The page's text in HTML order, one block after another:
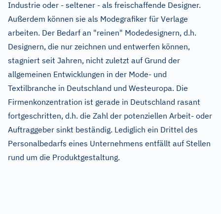
Industrie oder - seltener - als freischaffende Designer.
Außerdem können sie als Modegrafiker für Verlage
arbeiten. Der Bedarf an "reinen" Modedesignern, d.h.
Designern, die nur zeichnen und entwerfen können,
stagniert seit Jahren, nicht zuletzt auf Grund der
allgemeinen Entwicklungen in der Mode- und
Textilbranche in Deutschland und Westeuropa. Die
Firmenkonzentration ist gerade in Deutschland rasant
fortgeschritten, d.h. die Zahl der potenziellen Arbeit- oder
Auftraggeber sinkt beständig. Lediglich ein Drittel des
Personalbedarfs eines Unternehmens entfällt auf Stellen
rund um die Produktgestaltung.